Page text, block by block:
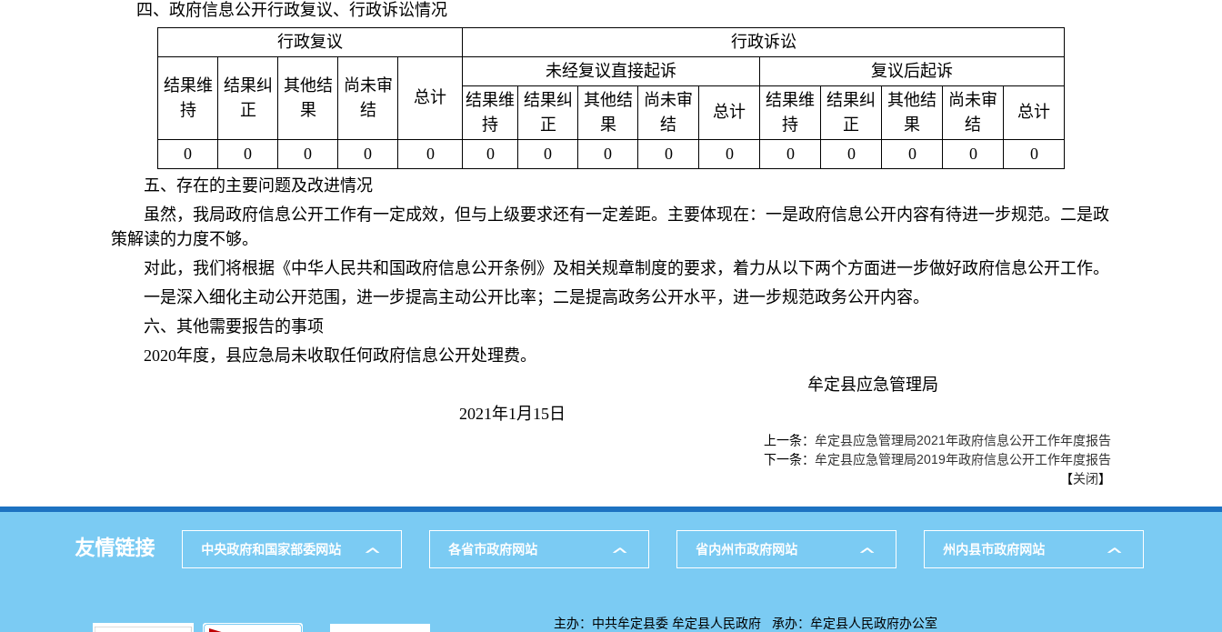
四、政府信息公开行政复议、行政诉讼情况
行政复议
行政诉讼
结果维
持
结果纠
正
其他结
果
尚未审
结
总计
未经复议直接起诉
复议后起诉
结果维
持
结果纠
正
其他结
果
尚未审
结
总计
结果维
持
结果纠
正
其他结
果
尚未审
结
总计
0 0 0 0 0 0 0 0 0 0 0 0 0 0
0
五、存在的主要问题及改进情况
虽然，我局政府信息公开工作有一定成效，但与上级要求还有一定差距。主要体现在：一是政府信息公开内容有待进一步规范。二是政
策解读的力度不够。
对此，我们将根据《中华人民共和国政府信息公开条例》及相关规章制度的要求，着力从以下两个方面进一步做好政府信息公开工作。
一是深入细化主动公开范围，进一步提高主动公开比率；二是提高政务公开水平，进一步规范政务公开内容。
六、其他需要报告的事项
2020年度，县应急局未收取任何政府信息公开处理费。
牟定县应急管理局
2021年1月15日
上一条： 牟定县应急管理局2021年政府信息公开工作年度报告
下一条： 牟定县应急管理局2019年政府信息公开工作年度报告
【关闭】
友情链接 中央政府和国家部委网站 各省市政府网站 省内州市政府网站 州内县市政府网站
主办：中共牟定县委 牟定县人民政府 承办：牟定县人民政府办公室